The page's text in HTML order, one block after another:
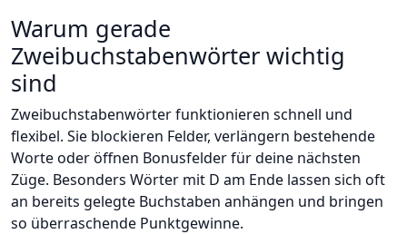
Warum gerade
Zweibuchstabenwörter wichtig
sind
Zweibuchstabenwörter funktionieren schnell und
flexibel. Sie blockieren Felder, verlängern bestehende
Worte oder öffnen Bonusfelder für deine nächsten
Züge. Besonders Wörter mit D am Ende lassen sich oft
an bereits gelegte Buchstaben anhängen und bringen
so überraschende Punktgewinne.